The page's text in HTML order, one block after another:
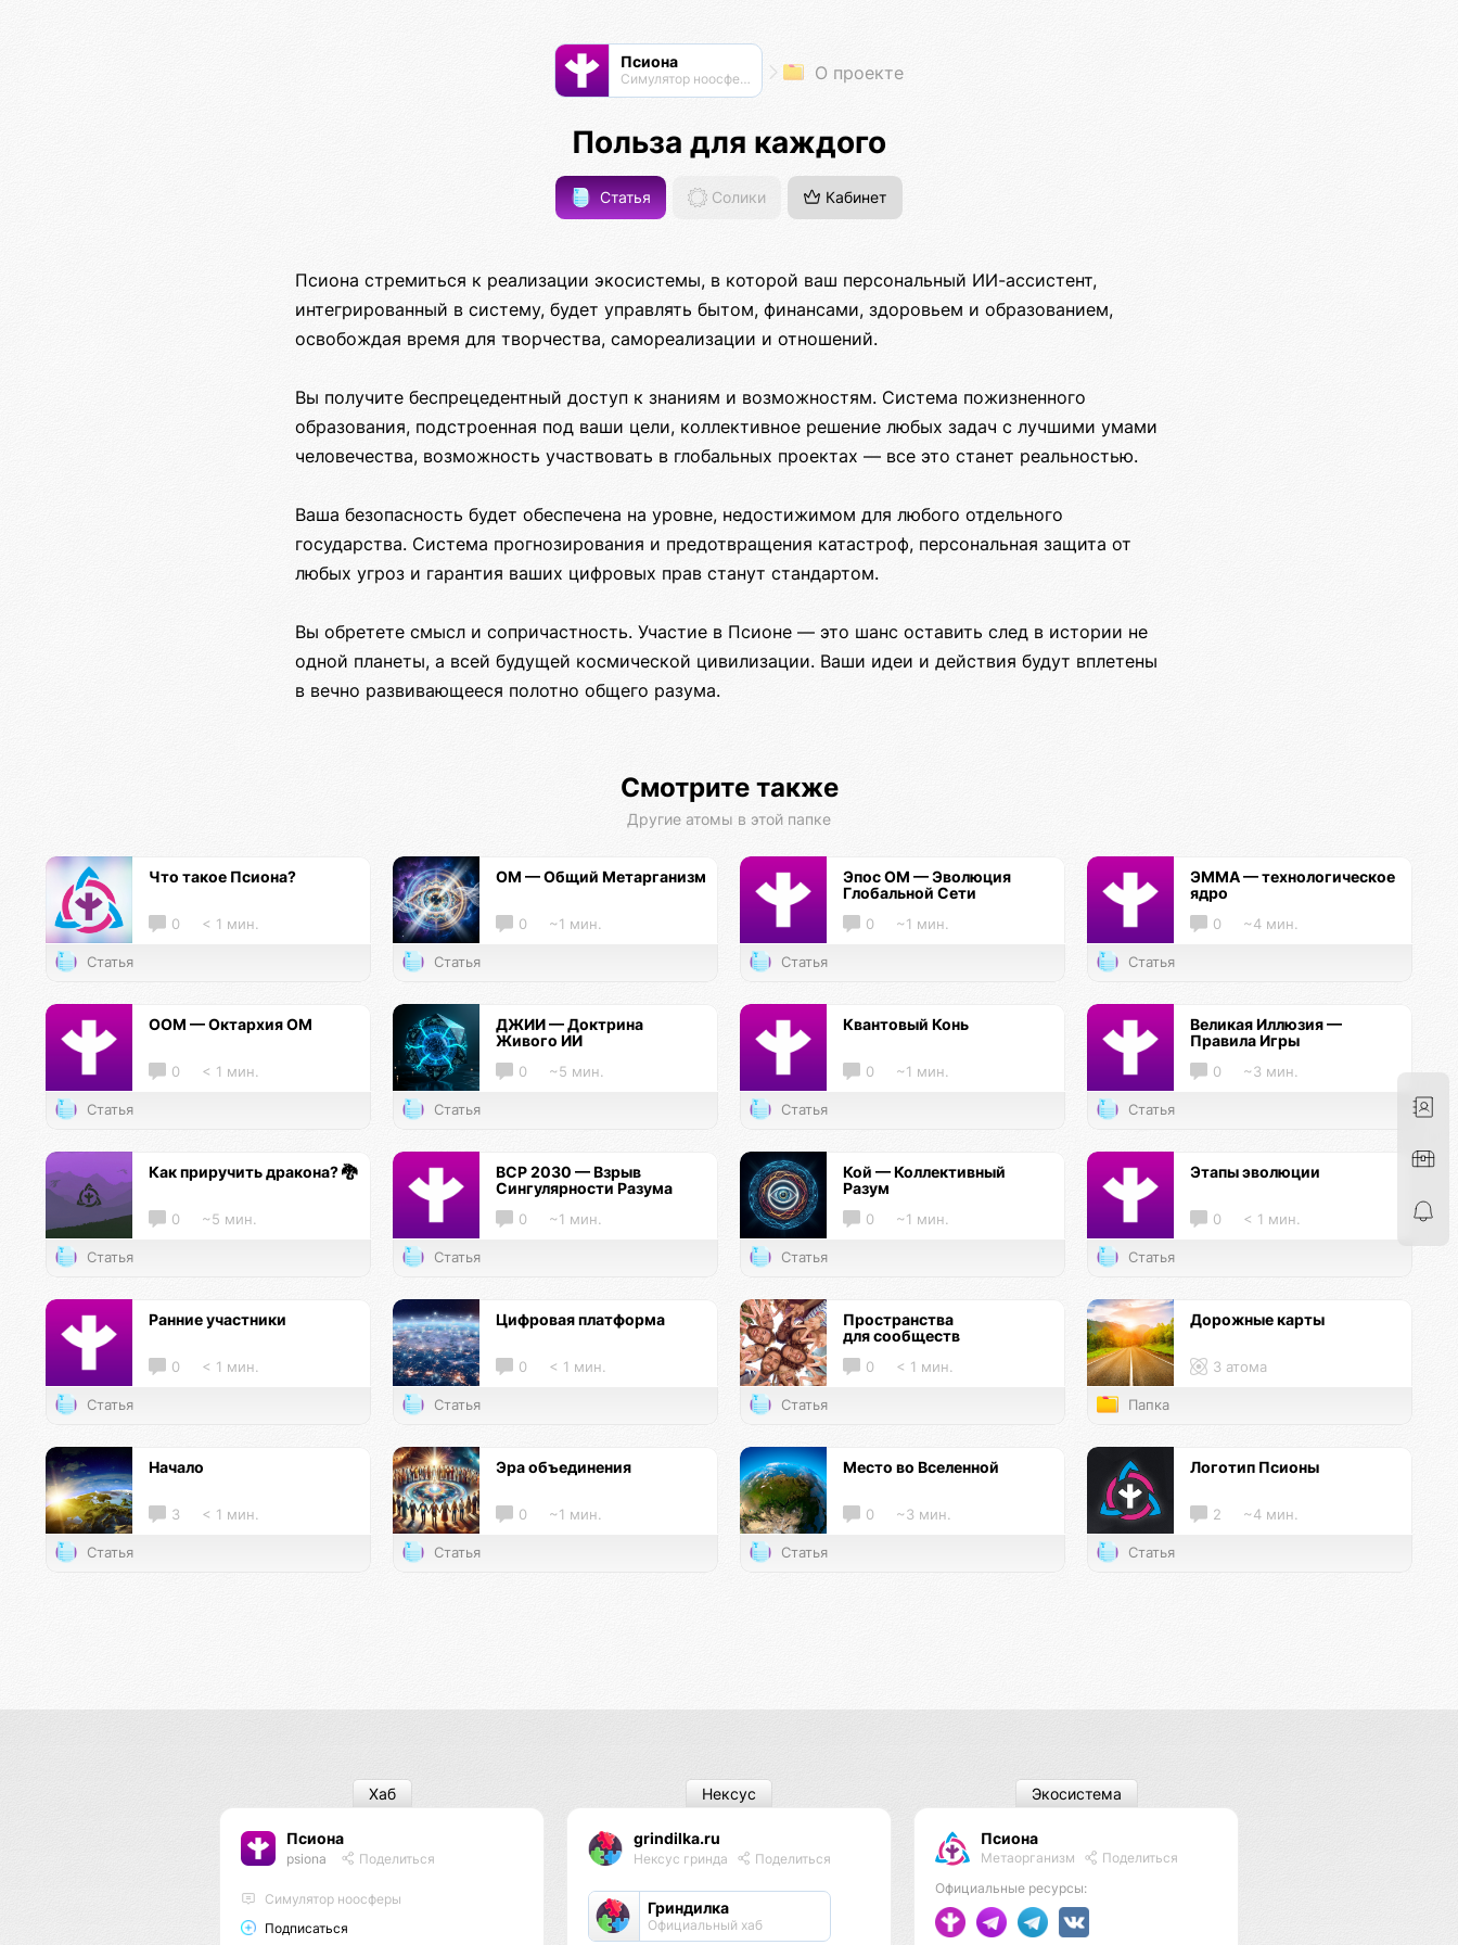
Псиона
Cимулятор ноосферы О проекте
Польза для каждого
Статья Солики Кабинет
Псиона стремиться к реализации экосистемы, в которой ваш персональный ИИ-ассистент,
интегрированный в систему, будет управлять бытом, финансами, здоровьем и образованием,
освобождая время для творчества, самореализации и отношений.
Вы получите беспрецедентный доступ к знаниям и возможностям. Система пожизненного
образования, подстроенная под ваши цели, коллективное решение любых задач с лучшими умами
человечества, возможность участвовать в глобальных проектах — все это станет реальностью.
Ваша безопасность будет обеспечена на уровне, недостижимом для любого отдельного
государства. Система прогнозирования и предотвращения катастроф, персональная защита от
любых угроз и гарантия ваших цифровых прав станут стандартом.
Вы обретете смысл и сопричастность. Участие в Псионе — это шанс оставить след в истории не
одной планеты, а всей будущей космической цивилизации. Ваши идеи и действия будут вплетены
в вечно развивающееся полотно общего разума.
Смотрите также
Другие атомы в этой папке
Что такое Псиона?
0 < 1 мин.
Статья
ОМ — Общий Метарганизм
0 ~1 мин.
Статья
Эпос ОМ — Эволюция
Глобальной Сети
0 ~1 мин.
Статья
ЭММА — технологическое
ядро
0 ~4 мин.
Статья
ООМ — Октархия ОМ
0 < 1 мин.
Статья
ДЖИИ — Доктрина
Живого ИИ
0 ~5 мин.
Статья
Квантовый Конь
0 ~1 мин.
Статья
Великая Иллюзия —
Правила Игры
0 ~3 мин.
Статья
Как приручить дракона? 🐉
0 ~5 мин.
Статья
ВСР 2030 — Взрыв
Сингулярности Разума
0 ~1 мин.
Статья
Кой — Коллективный
Разум
0 ~1 мин.
Статья
Этапы эволюции
0 < 1 мин.
Статья
Ранние участники
0 < 1 мин.
Статья
Цифровая платформа
0 < 1 мин.
Статья
Пространства
для сообществ
0 < 1 мин.
Статья
Дорожные карты
3 атома
Папка
Начало
3 < 1 мин.
Статья
Эра объединения
0 ~1 мин.
Статья
Место во Вселенной
0 ~3 мин.
Статья
Логотип Псионы
2 ~4 мин.
Статья
Псиона
psiona Поделиться
Cимулятор ноосферы
Подписаться
Хаб
grindilka.ru
Нексус гринда Поделиться
Гриндилка
Официальный хаб
Нексус
Псиона
Метаорганизм
Поделиться
Официальные ресурсы:
Экосистема